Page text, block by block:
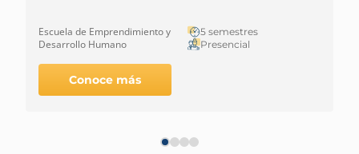
Escuela de Emprendimiento y
Desarrollo Humano
5 semestres
Presencial
Conoce más